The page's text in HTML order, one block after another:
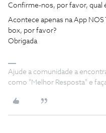
Confirme-nos, por favor, qual
Acontece apenas na App
box, por favor?
Obrigada
Ajude a comunidade a
como "Melhor Resposta" e